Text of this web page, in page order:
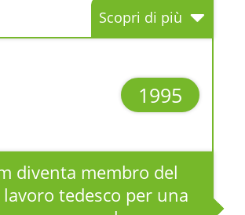
Scopri di più
1995
diventa membro del
tedesco per una